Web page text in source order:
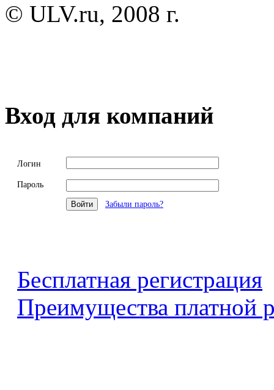
© ULV.ru, 2008 г.
Вход для компаний
Логин
Пароль
Забыли пароль?
Бесплатная регистрация
Преимущества платной